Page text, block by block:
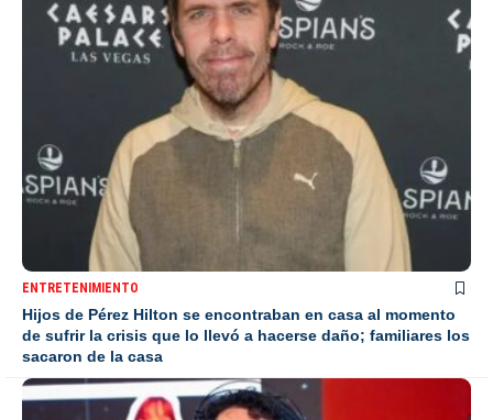
ENTRETENIMIENTO
Hijos de Pérez Hilton se encontraban en casa al momento
de sufrir la crisis que lo llevó a hacerse daño; familiares los
sacaron de la casa